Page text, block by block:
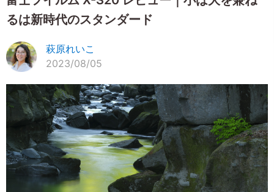
るは新時代のスタンダード
萩原れいこ
2023/08/05